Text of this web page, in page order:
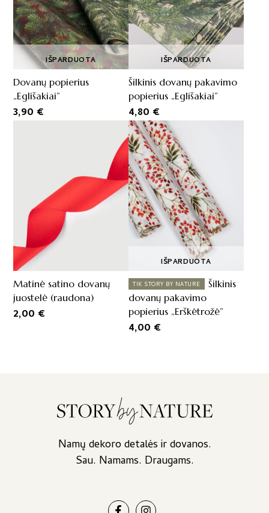
Dovanų popierius
„Eglišakiai”
3,90 €
IŠPARDUOTA
Šilkinis dovanų pakavimo
popierius „Eglišakiai”
4,80 €
IŠPARDUOTA
Matinė satino dovanų
juostelė (raudona)
2,00 €
TIK STORY BY NATURE
Šilkinis
dovanų pakavimo
popierius „Erškėtrožė”
4,00 €
IŠPARDUOTA
Namų dekoro detalės ir dovanos.
Sau. Namams. Draugams.